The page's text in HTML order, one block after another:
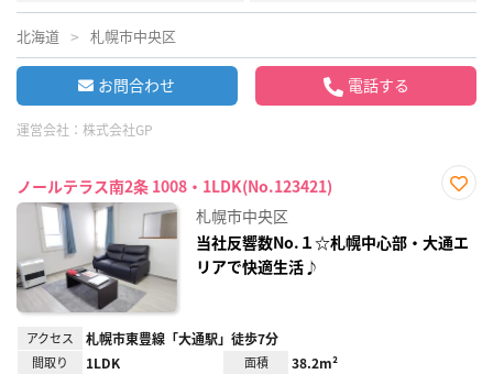
北海道 札幌市中央区
お問合わせ 電話する
運営会社： 株式会社GP
ノールテラス南2条 1008・1LDK(No.123421)
り登
録
札幌市中央区
当社反響数No.１☆札幌中心部・大通エ
リアで快適生活♪
アクセス 札幌市東豊線「大通駅」徒歩7分
間取り 1LDK 面積 38.2m²